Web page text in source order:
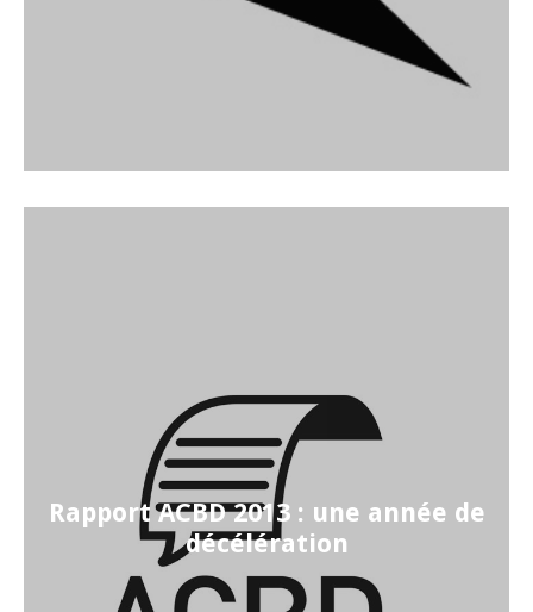
Rapport ACBD 2013 : une année de
décélération